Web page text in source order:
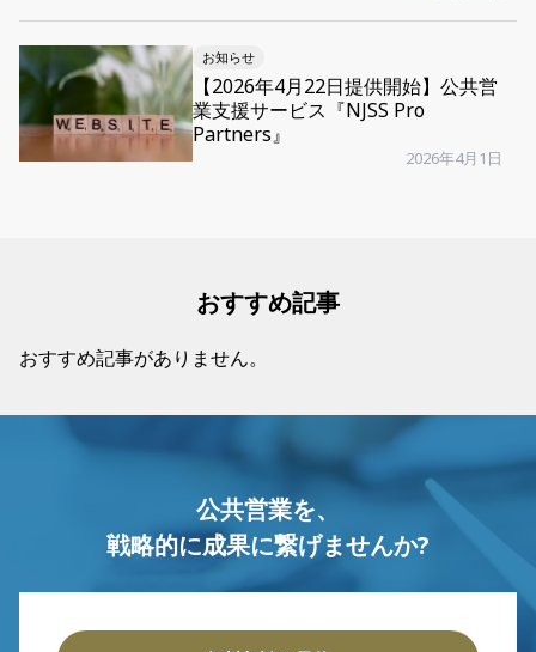
お知らせ
【2026年4月22日提供開始】公共営
業支援サービス『NJSS Pro
Partners』
2026年4月1日
おすすめ記事
おすすめ記事がありません。
公共営業を、
戦略的に成果に繋げませんか?